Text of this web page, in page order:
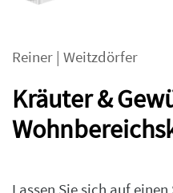
Reiner | Weitzdörfer
Kräuter &
Lassen Sie sich auf